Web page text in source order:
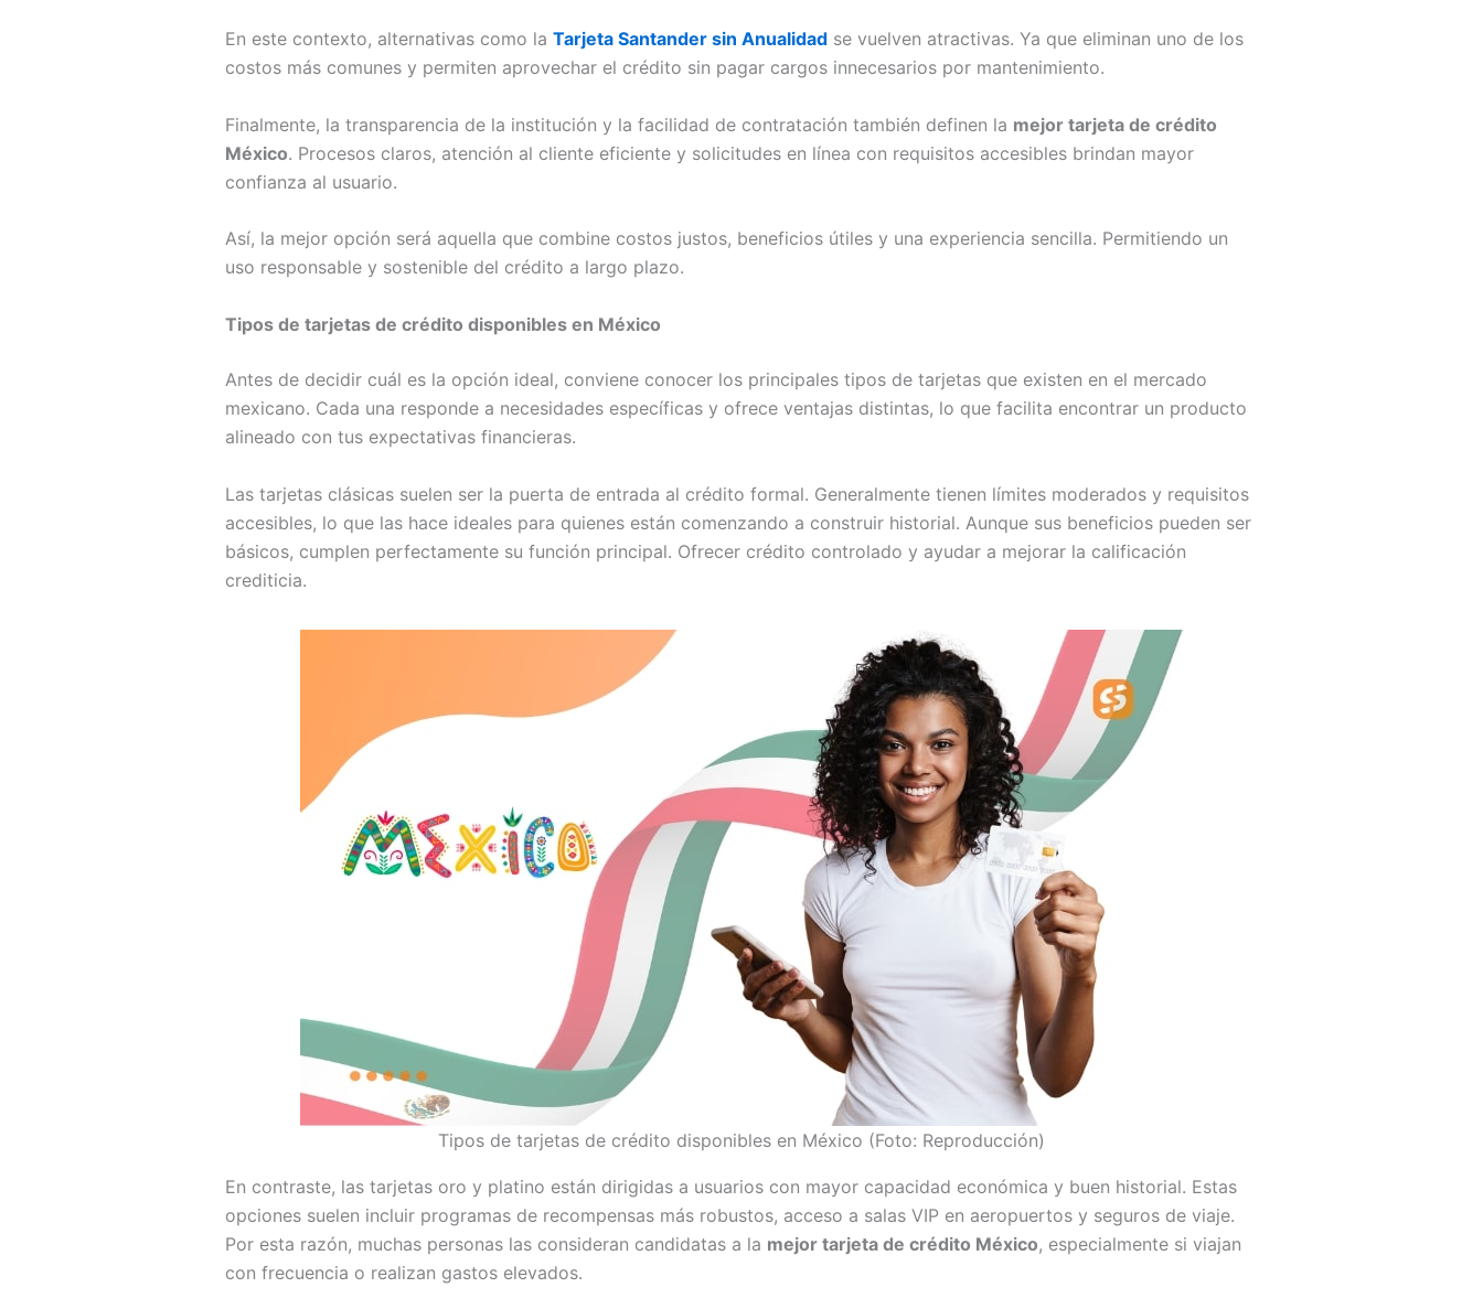
En este contexto, alternativas como la Tarjeta Santander sin Anualidadse vuelven atractivas. Ya que eliminan uno de los
costos más comunes y permiten aprovechar el crédito sin pagar cargos innecesarios por mantenimiento.
Finalmente, la transparencia de la institución y la facilidad de contratación también definen la mejor tarjeta de crédito
México. Procesos claros, atención al cliente eficiente y solicitudes en línea con requisitos accesibles brindan mayor
confianza al usuario.
Así, la mejor opción será aquella que combine costos justos, beneficios útiles y una experiencia sencilla. Permitiendo un
uso responsable y sostenible del crédito a largo plazo.
Tipos de tarjetas de crédito disponibles en México
Antes de decidir cuál es la opción ideal, conviene conocer los principales tipos de tarjetas que existen en el mercado
mexicano. Cada una responde a necesidades específicas y ofrece ventajas distintas, lo que facilita encontrar un producto
alineado con tus expectativas financieras.
Las tarjetas clásicas suelen ser la puerta de entrada al crédito formal. Generalmente tienen límites moderados y requisitos
accesibles, lo que las hace ideales para quienes están comenzando a construir historial. Aunque sus beneficios pueden ser
básicos, cumplen perfectamente su función principal. Ofrecer crédito controlado y ayudar a mejorar la calificación
crediticia.
Tipos de tarjetas de crédito disponibles en México (Foto: Reproducción)
En contraste, las tarjetas oro y platino están dirigidas a usuarios con mayor capacidad económica y buen historial. Estas
opciones suelen incluir programas de recompensas más robustos, acceso a salas VIP en aeropuertos y seguros de viaje.
Por esta razón, muchas personas las consideran candidatas a la mejor tarjeta de crédito México, especialmente si viajan
con frecuencia o realizan gastos elevados.